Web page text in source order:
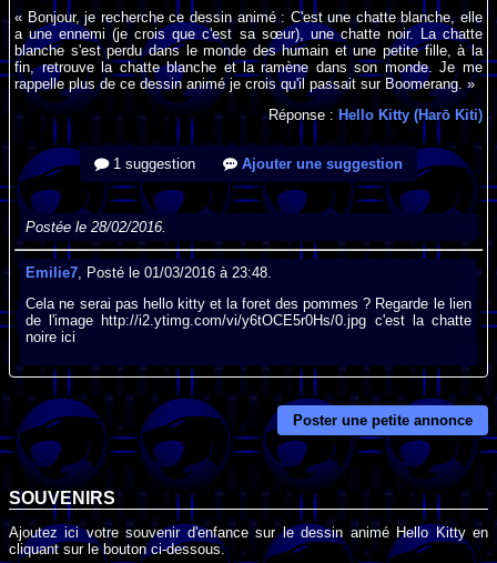
« Bonjour, je recherche ce dessin animé : C'est une chatte blanche, elle
a une ennemi (je crois que c'est sa sœur), une chatte noir. La chatte
blanche s'est perdu dans le monde des humain et une petite fille, à la
fin, retrouve la chatte blanche et la ramène dans son monde. Je me
rappelle plus de ce dessin animé je crois qu'il passait sur Boomerang. »
Réponse :Hello Kitty (Harō Kiti)
1 suggestion Ajouter une suggestion
Postée le 28/02/2016.
Emilie7 , Posté le 01/03/2016 à 23:48.
Cela ne serai pas hello kitty et la foret des pommes ? Regarde le lien
de l'image http://i2.ytimg.com/vi/y6tOCE5r0Hs/0.jpg c'est la chatte
noire ici
Poster une petite annonce
SOUVENIRS
Ajoutez ici votre souvenir d'enfance sur le dessin animé Hello Kitty en
cliquant sur le bouton ci-dessous.